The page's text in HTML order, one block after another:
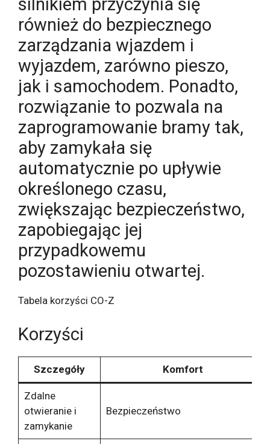
silnikiem przyczynia się
również do bezpiecznego
zarządzania wjazdem i
wyjazdem, zarówno pieszo,
jak i samochodem. Ponadto,
rozwiązanie to pozwala na
zaprogramowanie bramy tak,
aby zamykała się
automatycznie po upływie
określonego czasu,
zwiększając bezpieczeństwo,
zapobiegając jej
przypadkowemu
pozostawieniu otwartej.
Tabela korzyści CO-Z
Korzyści
Szczegóły Komfort
Zdalne
otwieranie i
zamykanie
Bezpieczeństwo